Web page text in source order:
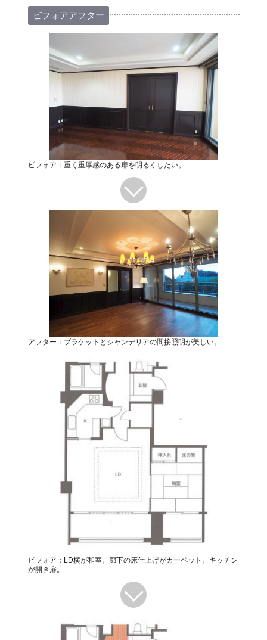
ビフォアアフター
ビフォア：重く重厚感のある扉を明るくしたい。
アフター：ブラケットとシャンデリアの間接照明が美しい。
ビフォア：LD横が和室。廊下の床仕上げがカーペット。キッチン
が開き扉。